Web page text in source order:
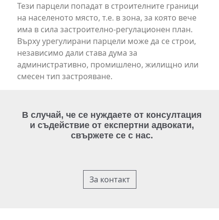
Тези парцели попадат в строителните граници
на населеното място, т.е. в зона, за която вече
има в сила застроително-регулационен план.
Върху урегулирани парцели може да се строи,
независимо дали става дума за
административно, промишлено, жилищно или
смесен тип застрояване.
В случай, че се нуждаете от консултация
и съдействие от експертни адвокати,
свържете се с нас.
За контакт